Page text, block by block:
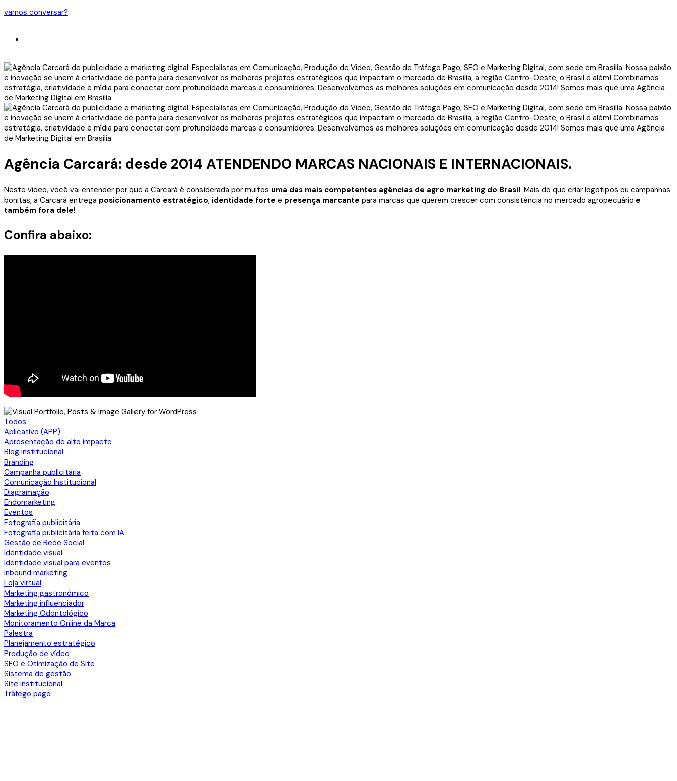
vamos conversar?
Agência Carcará: desde 2014 ATENDENDO MARCAS NACIONAIS E INTERNACIONAIS.
Neste vídeo, você vai entender por que a Carcará é considerada por muitos uma das mais competentes agências de agro marketing do Brasil. Mais do que criar logotipos ou campanhas
bonitas, a Carcará entrega posicionamento estratégico, identidade forte e presença marcante para marcas que querem crescer com consistência no mercado agropecuário e
também fora dele!
Confira abaixo:
Todos
Aplicativo (APP)
Apresentação de alto impacto
Blog institucional
Branding
Campanha publicitária
Comunicação Institucional
Diagramação
Endomarketing
Eventos
Fotografia publicitária
Fotografia publicitária feita com IA
Gestão de Rede Social
Identidade visual
Identidade visual para eventos
inbound marketing
Loja virtual
Marketing gastronômico
Marketing influenciador
Marketing Odontológico
Monitoramento Online da Marca
Palestra
Planejamento estratégico
Produção de vídeo
SEO e Otimização de Site
Sistema de gestão
Site institucional
Tráfego pago